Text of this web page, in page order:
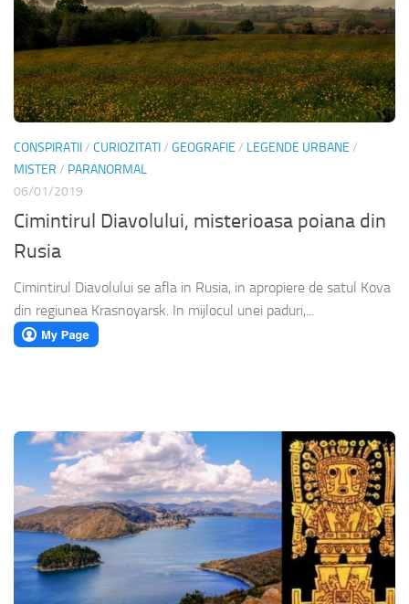
CONSPIRATII/ CURIOZITATI/ GEOGRAFIE / LEGENDE URBANE /
MISTER / PARANORMAL
06/01/2019
Cimintirul Diavolului, misterioasa poiana din
Rusia
Cimintirul Diavolului se afla in Rusia, in apropiere de satul Kova
din regiunea Krasnoyarsk. In mijlocul unei paduri,...